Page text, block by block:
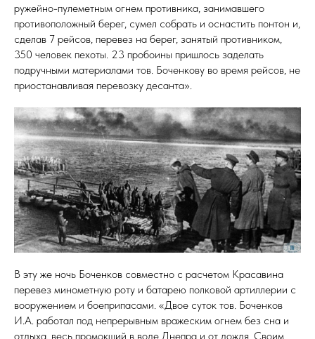
ружейно-пулеметным огнем противника, занимавшего
противоположный берег, сумел собрать и оснастить понтон и,
сделав 7 рейсов, перевез на берег, занятый противником,
350 человек пехоты. 23 пробоины пришлось заделать
подручными материалами тов. Боченкову во время рейсов, не
приостанавливая перевозку десанта».
В эту же ночь Боченков совместно с расчетом Красавина
перевез минометную роту и батарею полковой артиллерии с
вооружением и боеприпасами. «Двое суток тов. Боченков
И.А. работал под непрерывным вражеским огнем без сна и
отдыха, весь промокший в воде Днепра и от дождя. Своим